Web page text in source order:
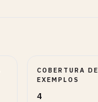
COBERTURA DE
EXEMPLOS
4